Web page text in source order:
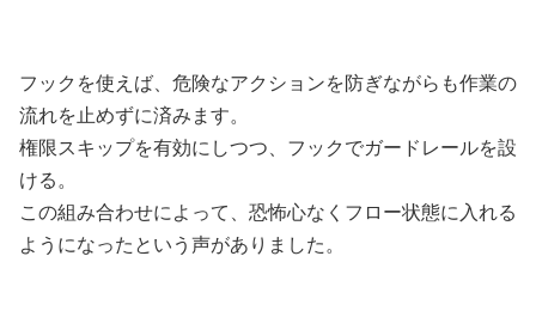
フックを使えば、危険なアクションを防ぎながらも作業の
流れを止めずに済みます。
権限スキップを有効にしつつ、フックでガードレールを設
ける。
この組み合わせによって、恐怖心なくフロー状態に入れる
ようになったという声がありました。